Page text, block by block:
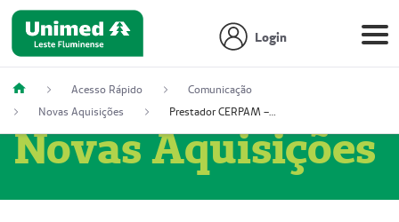
Login
Acesso Rápido
Comunicação
Novas Aquisições
Prestador CERPAM – Centro de Reabilitação S/S Ltda-ME (52004274-8)
Novas Aquisições